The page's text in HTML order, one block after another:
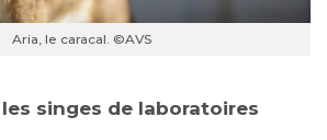
Aria, le caracal. ©AVS
singes de laboratoires